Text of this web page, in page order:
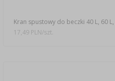
Kran spustowy do beczki 40 L, 60 L,
17,49 PLN/szt.